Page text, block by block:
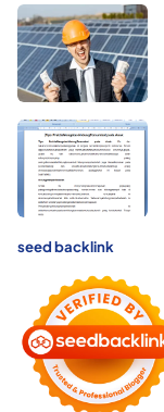
seed backlink